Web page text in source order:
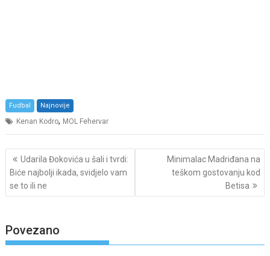
Fudbal Najnovije
Kenan Kodro, MOL Fehervar
Post
navigation
Udarila Đokovića u šali i tvrdi:
Biće najbolji ikada, svidjelo vam
se to ili ne
Minimalac Madriđana na
teškom gostovanju kod
Betisa
Povezano